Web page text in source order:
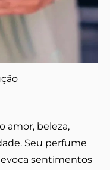
amor, beleza,
Seu perfume
sentimentos